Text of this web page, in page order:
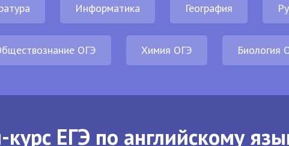
Информатика География
ОГЭ Химия ОГЭ Биология
ЕГЭ по английскому